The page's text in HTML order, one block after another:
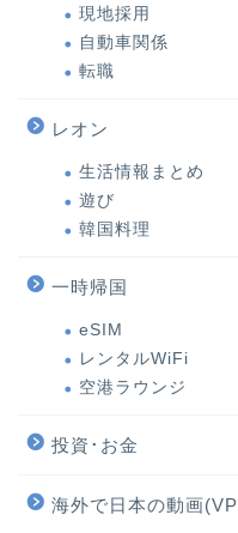
現地採用
自動車関係
転職
レオン
生活情報まとめ
遊び
韓国料理
一時帰国
eSIM
レンタルWiFi
空港ラウンジ
投資･お金
海外で日本の動画